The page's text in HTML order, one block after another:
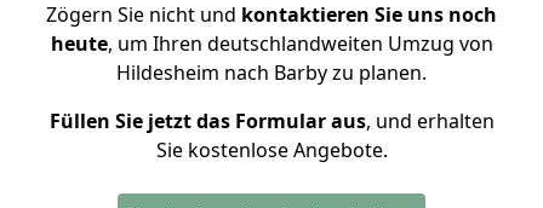
Zögern Sie nicht und kontaktieren Sie uns noch
heute, um Ihren deutschlandweiten Umzug von
Hildesheim nach Barby zu planen.
Füllen Sie jetzt das Formular aus, und erhalten
Sie kostenlose Angebote.